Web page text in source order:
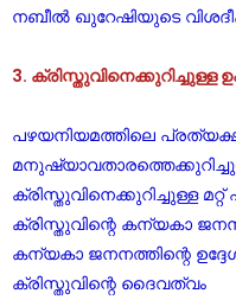
നബീൽ ഖുറേഷിയുടെ
3. ക്രിസ്തുവിനെക്കുറിച്ചുള്ള
പഴയനിയമത്തിലെ
ക്രിസ്തുവിനെക്കുറിച്ചുള്ള
ക്രിസ്തുവിന്റെ കന്യകാ
കന്യകാ ജനനത്തിന്റെ
ക്രിസ്തുവിന്റെ ദൈവത്വം